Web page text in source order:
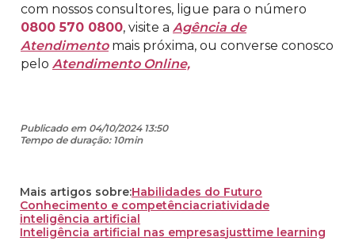
com nossos consultores, ligue para o número
0800 570 0800, visite a Agência de
Atendimentomais próxima, ou converse conosco
pelo Atendimento Online,
Publicado em 04/10/2024 13:50
Tempo de duração: 10min
Mais artigos sobre:Habilidades do Futuro
Conhecimento e competênciacriatividade
inteligência artificial
Inteligência artificial nas empresasjusttime learning